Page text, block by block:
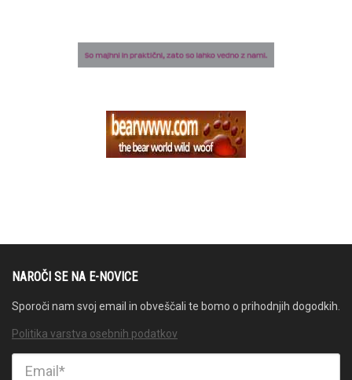
NAROČI SE NA E-NOVICE
Sporoči nam svoj email in obveščali te bomo o prihodnjih dogodkih.
Politika varstva osebnih podatkov